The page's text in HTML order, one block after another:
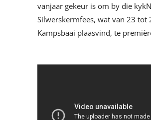
vanjaar gekeur is om by die
Silwerskermfees, wat van 23 tot
Kampsbaai plaasvind, te